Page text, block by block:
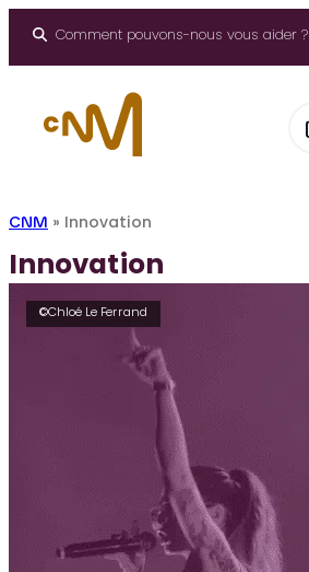
Comment pouvons-nous vous aider ?
CNM » Innovation
Innovation
©Chloé Le Ferrand